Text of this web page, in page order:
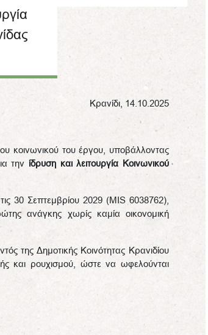
Κρανίδι, 14.10.2025
κοινωνικού του έργου, υποβάλλοντας
την ίδρυση και λειτουργία Κοινωνικού
30 Σεπτεμβρίου 2029 (MIS 6038762),
ανάγκης χωρίς καμία οικονομική
της Δημοτικής Κοινότητας Κρανιδίου
και ρουχισμού, ώστε να ωφελούνται